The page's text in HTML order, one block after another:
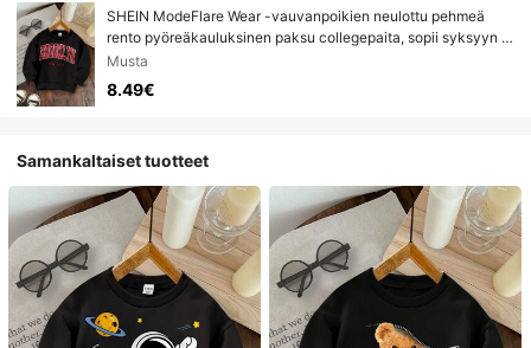
SHEIN ModeFlare Wear -vauvanpoikien neulottu pehmeä
rento pyöreäkauluksinen paksu collegepaita, sopii syksyyn ja
talveen
Musta
8.49€
Samankaltaiset tuotteet